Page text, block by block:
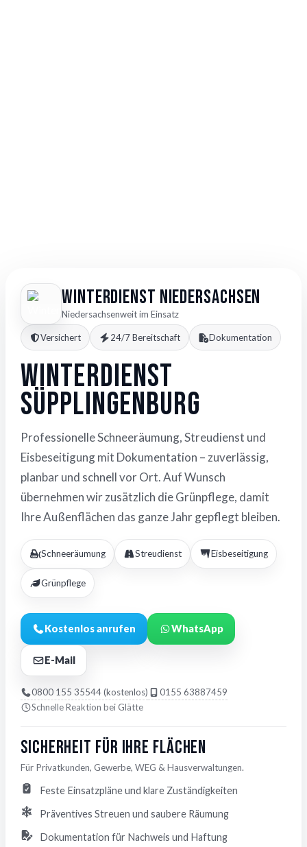
Winterdienst Niedersachsen
Niedersachsenweit im Einsatz
Versichert 24/7 Bereitschaft Dokumentation
Winterdienst
Süpplingenburg
Professionelle Schneeräumung, Streudienst und
Eisbeseitigung mit Dokumentation – zuverlässig,
planbar und schnell vor Ort. Auf Wunsch
übernehmen wir zusätzlich die Grünpflege, damit
Ihre Außenflächen das ganze Jahr gepflegt bleiben.
Schneeräumung Streudienst Eisbeseitigung
Grünpflege
Kostenlos anrufen WhatsApp
E-Mail
0800 155 35544 (kostenlos)
0155 63887459
Schnelle Reaktion bei Glätte
Sicherheit für Ihre Flächen
Für Privatkunden, Gewerbe, WEG & Hausverwaltungen.
Feste Einsatzpläne und klare Zuständigkeiten
Präventives Streuen und saubere Räumung
Dokumentation für Nachweis und Haftung